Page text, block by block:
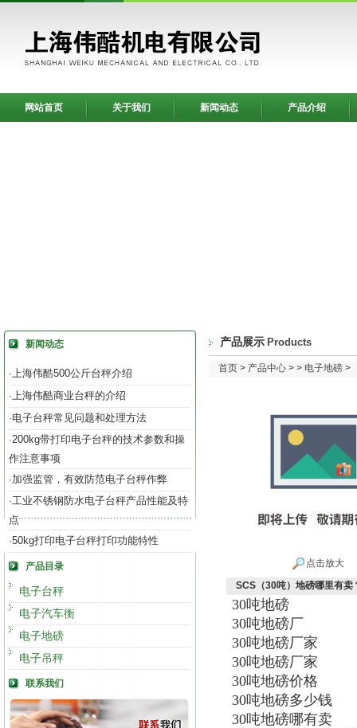
网站首页 关于我们 新闻动态 产品介绍
新闻动态
·上海伟酷500公斤台秤介绍
·上海伟酷商业台秤的介绍
·电子台秤常见问题和处理方法
·200kg带打印电子台秤的技术参数和操
作注意事项
·加强监管，有效防范电子台秤作弊
·工业不锈钢防水电子台秤产品性能及特
点
·50kg打印电子台秤打印功能特性
产品目录
电子台秤
电子汽车衡
电子地磅
电子吊秤
联系我们
产品展示 Products
首页 > 产品中心 > > 电子地磅 >
点击放大
SCS（30吨）地磅哪里有卖
30吨地磅
30吨地磅厂
30吨地磅厂家
30吨地磅厂家
30吨地磅价格
30吨地磅多少钱
30吨地磅哪有卖